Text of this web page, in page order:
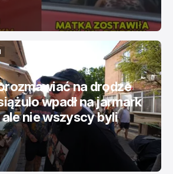
na drodze
wpadł na jarmark
ale nie wszyscy byli